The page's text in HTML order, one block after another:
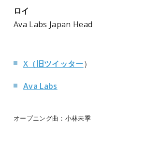
ロイ
Ava Labs Japan Head
X（旧ツイッター）
Ava Labs
オープニング曲：小林未季